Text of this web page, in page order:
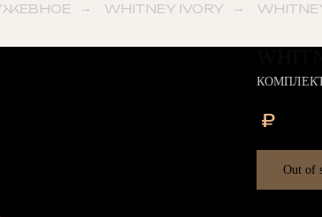
→ WHITNEY IVORY →
₽
Out of